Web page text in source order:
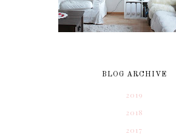
BLOG ARCHIVE
2019
2018
2017